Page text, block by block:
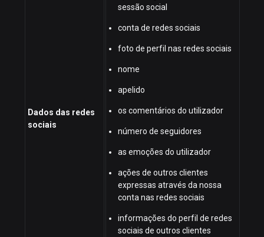
Dados das redes
sociais
sessão social
conta de redes sociais
foto de perfil nas redes sociais
nome
apelido
os comentários do utilizador
número de seguidores
as emoções do utilizador
ações de outros clientes
expressas através da nossa
conta nas redes sociais
informações do perfil de redes
sociais de outros clientes